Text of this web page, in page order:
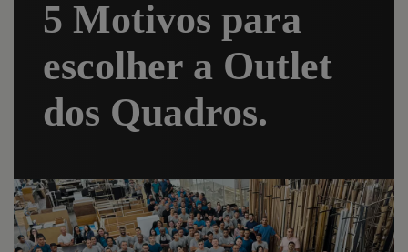
5 Motivos para
escolher a Outlet
dos Quadros.